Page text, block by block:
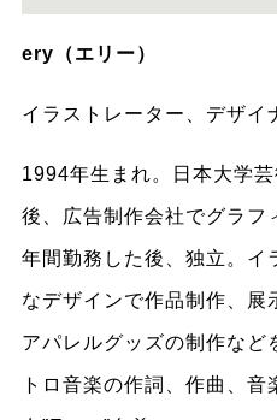
ery（エリー）
イラストレーター、デザイ
1994年生まれ。日本大学
後、広告制作会社でグラフ
年間勤務した後、独立。イ
なデザインで作品制作、展
アパレルグッズの制作など
トロ音楽の作詞、作曲、